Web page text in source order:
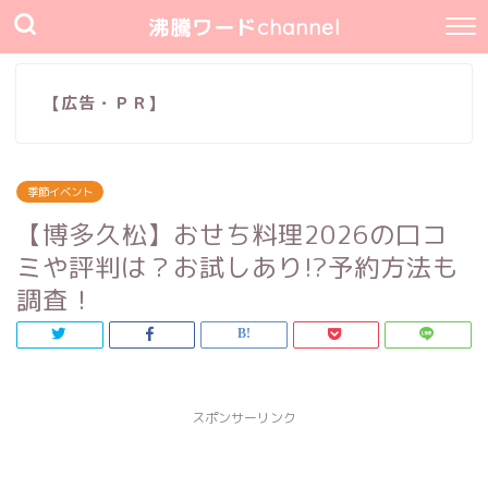
沸騰ワードchannel
【広告・ＰＲ】
季節イベント
【博多久松】おせち料理2026の口コ
ミや評判は？お試しあり!?予約方法も
調査！
スポンサーリンク